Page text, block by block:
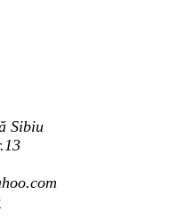
Sibiu